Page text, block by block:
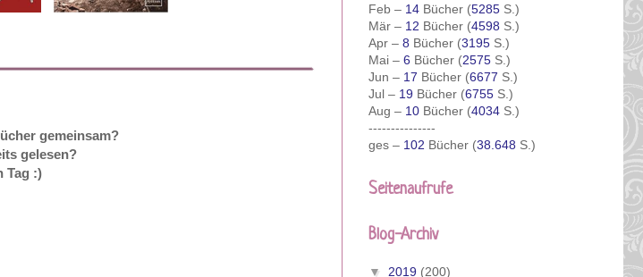
gemeinsam?
gelesen?
Tag :)
Feb – 14 Bücher (5285 S.)
Mär – 12 Bücher (4598 S.)
Apr – 8 Bücher (3195 S.)
Mai – 6 Bücher (2575 S.)
Jun – 17 Bücher (6677 S.)
Jul – 19 Bücher (6755 S.)
Aug – 10 Bücher (4034 S.)
---------------
ges – 102 Bücher (38.648 S.)
Seitenaufrufe
Blog-Archiv
▼ 2019 (200)